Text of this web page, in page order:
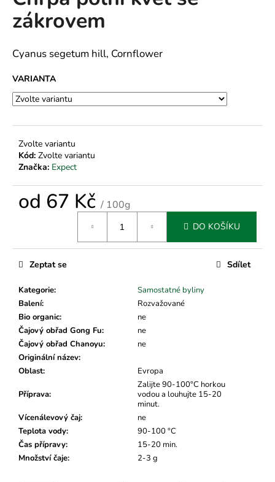
z
hvězdiček.
zákrovem
Cyanus segetum hill, Cornflower
VARIANTA
Zvolte variantu
Kód: Zvolte variantu
Značka: Expect
od 67 Kč / 100g
DO KOŠÍKU
Kategorie:
Samostatné byliny
Balení:
Rozvažované
Bio organic:
ne
Čajový obřad Gong Fu:
ne
Čajový obřad Chanoyu:
ne
Originální název:
Oblast: Evropa
Příprava:
Zalijte 90-100°C horkou
vodou a louhujte 15-20
minut.
Vícenálevový čaj:
ne
Teplota vody:
90-100 °C
Čas přípravy:
15-20 min.
Množství čaje: 2-3 g
Zeptat se Sdílet
a
j
í
t
?
D
o
r
u
u
m
e